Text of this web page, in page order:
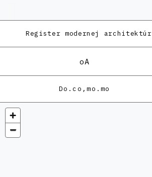
Register modernej
oA
Do.co,mo.mo